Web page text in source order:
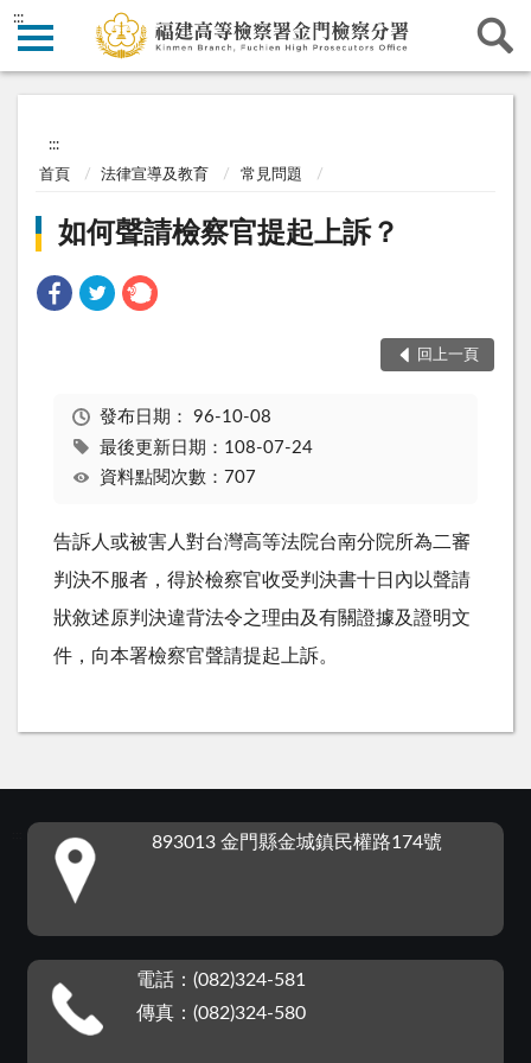
:::
:::
首頁 法律宣導及教育 常見問題
如何聲請檢察官提起上訴？
回上一頁
發布日期： 96-10-08
最後更新日期：108-07-24
資料點閱次數：707
告訴人或被害人對台灣高等法院台南分院所為二審
判決不服者，得於檢察官收受判決書十日內以聲請
狀敘述原判決違背法令之理由及有關證據及證明文
件，向本署檢察官聲請提起上訴。
893013 金門縣金城鎮民權路174號
電話：(082)324-581
傳真：(082)324-580